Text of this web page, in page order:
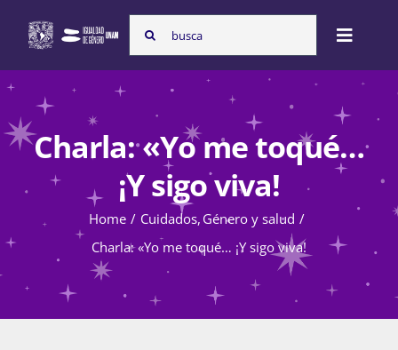
content
Search
for:
Toggle
Nosotras
Programas
Atención de la violencia de género
Charla: «Yo me toqué…
¡Y sigo viva!
Home Cuidados Género y salud
Charla: «Yo me toqué… ¡Y sigo viva!